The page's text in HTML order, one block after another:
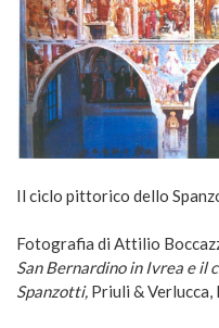
Il ciclo pittorico dello
Fotografia di Attilio
San Bernardino in Ivrea e
Spanzotti, Priuli &